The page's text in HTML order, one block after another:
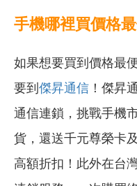
手機哪裡買價格
如果想要買到價格最
要到 傑昇通信 ！傑昇
通信連鎖，挑戰手機
貨，還送千元尊榮卡及
高額折扣！此外在台